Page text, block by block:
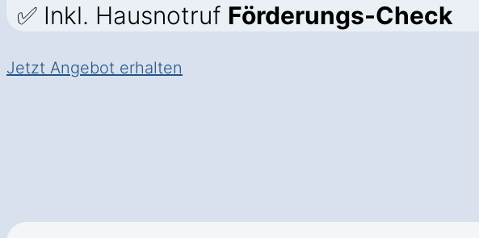
✅ Inkl. Hausnotruf Förderungs-Check
Jetzt Angebot erhalten